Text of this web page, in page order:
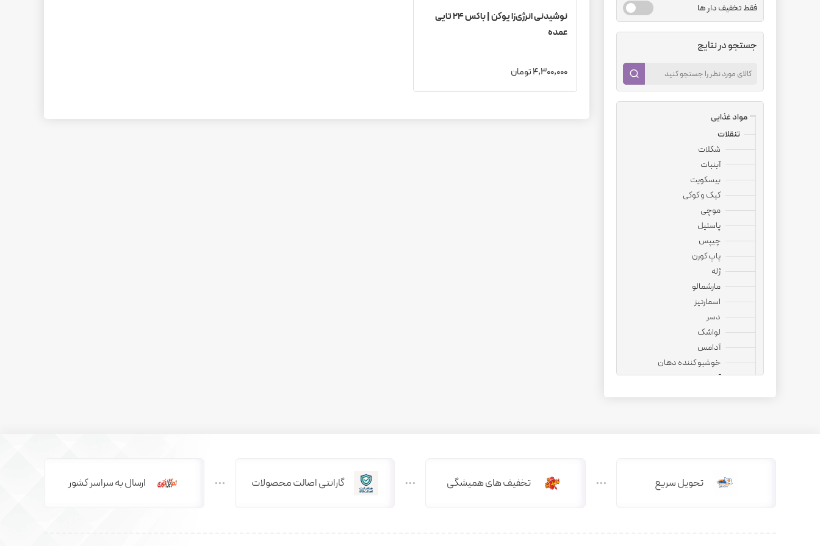
فقط تخفیف دار ها
جستجو در نتایج
مواد غذایی
تنقلات
شکلات
آبنبات
بیسکویت
کیک و کوکی
موچی
پاستیل
چیپس
پاپ کورن
ژله
مارشمالو
اسمارتیز
دسر
لواشک
آدامس
خوشبو کننده دهان
آجیل
دانه قهوه
نوشیدنی انرژی‌زا یوکن | باکس ۲۴ تایی
عمده
4,300,000 تومان
تحویل سریع تخفیف های همیشگی گارانتی اصالت محصولات ارسال به سراسر کشور